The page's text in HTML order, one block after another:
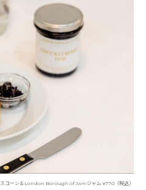
スコーン＆London Borough of Jamジャム ¥770（税込）